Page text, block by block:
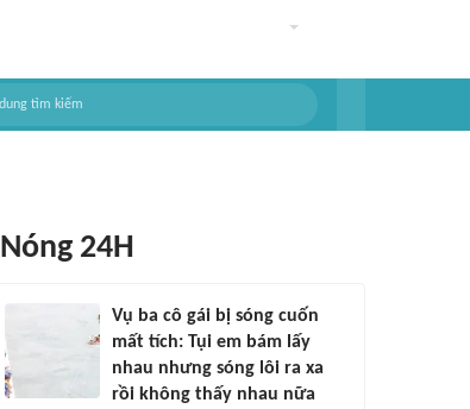
Nóng 24H
Vụ ba cô gái bị sóng cuốn
mất tích: Tụi em bám lấy
nhau nhưng sóng lôi ra xa
rồi không thấy nhau nữa